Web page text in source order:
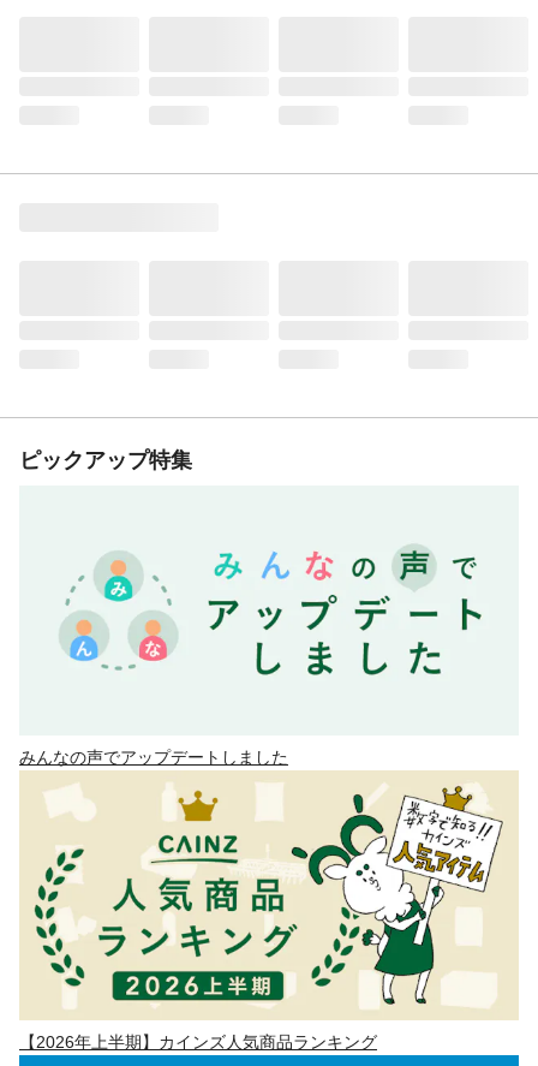
ピックアップ特集
みんなの声でアップデートしました
【2026年上半期】カインズ人気商品ランキング